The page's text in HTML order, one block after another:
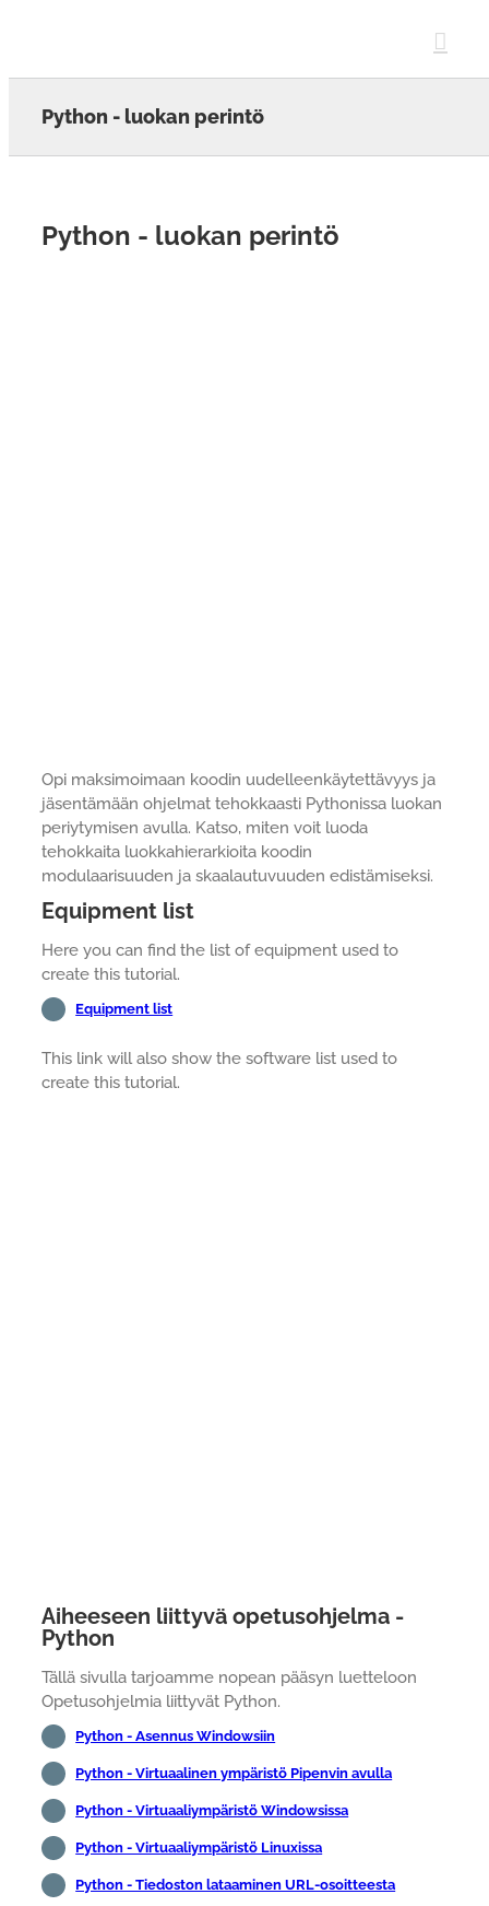
Python - luokan perintö
Python - luokan perintö
Opi maksimoimaan koodin uudelleenkäytettävyys ja
jäsentämään ohjelmat tehokkaasti Pythonissa luokan
periytymisen avulla. Katso, miten voit luoda
tehokkaita luokkahierarkioita koodin
modulaarisuuden ja skaalautuvuuden edistämiseksi.
Equipment list
Here you can find the list of equipment used to
create this tutorial.
Equipment list
This link will also show the software list used to
create this tutorial.
Aiheeseen liittyvä opetusohjelma -
Python
Tällä sivulla tarjoamme nopean pääsyn luetteloon
Opetusohjelmia liittyvät Python.
Python - Asennus Windowsiin
Python - Virtuaalinen ympäristö Pipenvin avulla
Python - Virtuaaliympäristö Windowsissa
Python - Virtuaaliympäristö Linuxissa
Python - Tiedoston lataaminen URL-osoitteesta